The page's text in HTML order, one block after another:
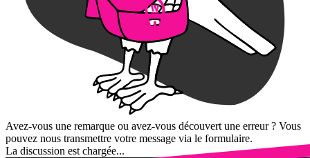
Avez-vous une remarque ou avez-vous découvert une erreur ? Vous
pouvez nous transmettre votre message via le formulaire.
La discussion est chargée...